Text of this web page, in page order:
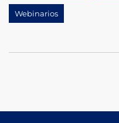
Webinarios